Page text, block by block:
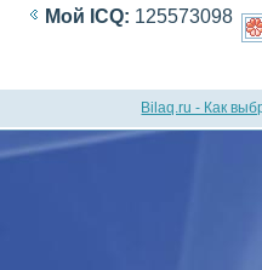
Мой ICQ: 125573098
Bilaq.ru - Как